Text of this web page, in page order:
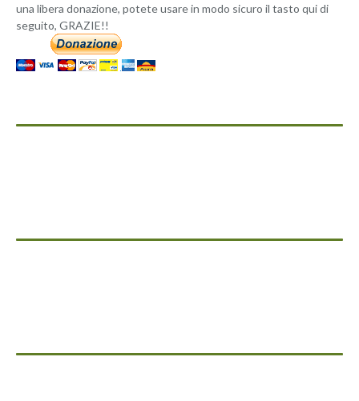
una libera donazione, potete usare in modo sicuro il tasto qui di
seguito, GRAZIE!!